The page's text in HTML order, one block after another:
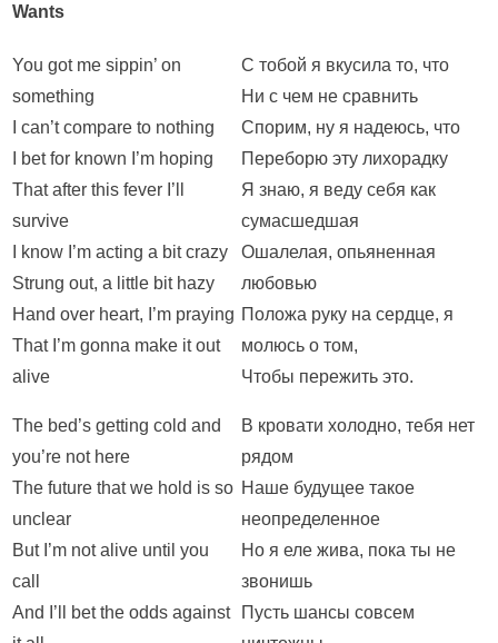
Wants
You got me sippin’ on
something
I can’t compare to nothing
I bet for known I’m hoping
That after this fever I’ll
survive
I know I’m acting a bit crazy
Strung out, a little bit hazy
Hand over heart, I’m praying
That I’m gonna make it out
alive
The bed’s getting cold and
you’re not here
The future that we hold is so
unclear
But I’m not alive until you
call
And I’ll bet the odds against
С тобой я вкусила то, что
Ни с чем не сравнить
Спорим, ну я надеюсь, что
Переборю эту лихорадку
Я знаю, я веду себя как
сумасшедшая
Ошалелая, опьяненная
любовью
Положа руку на сердце, я
молюсь о том,
Чтобы пережить это.
В кровати холодно, тебя нет
рядом
Наше будущее такое
неопределенное
Но я еле жива, пока ты не
звонишь
Пусть шансы совсем